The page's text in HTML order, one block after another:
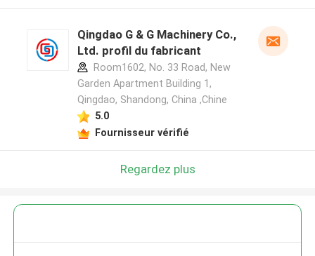
Qingdao G & G Machinery Co.,
Ltd. profil du fabricant
Room1602, No. 33 Road, New
Garden Apartment Building 1,
Qingdao, Shandong, China ,Chine
5.0
Fournisseur vérifié
Regardez plus